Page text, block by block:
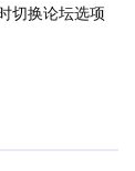
切换论坛选项